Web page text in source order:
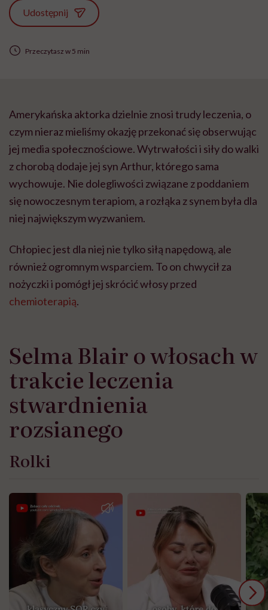
Udostępnij
Przeczytasz w 5 min
Amerykańska aktorka dzielnie znosi trudy leczenia, o
czym nieraz mieliśmy okazję przekonać się obserwując
jej media społecznościowe. Wytrwałości i siły do walki
z chorobą dodaje jej syn Arthur, którego sama
wychowuje. Nie dolegliwości związane z poddaniem
się nowoczesnym terapiom, a rozłąka z synem była dla
niej największym wyzwaniem.
Chłopiec jest dla niej nie tylko siłą napędową, ale
również ogromnym wsparciem. To on chwycił za
nożyczki i pomógł jej skrócić włosy przed
chemioterapią.
Selma Blair o włosach w
trakcie leczenia
stwardnienia
rozsianego
Rolki